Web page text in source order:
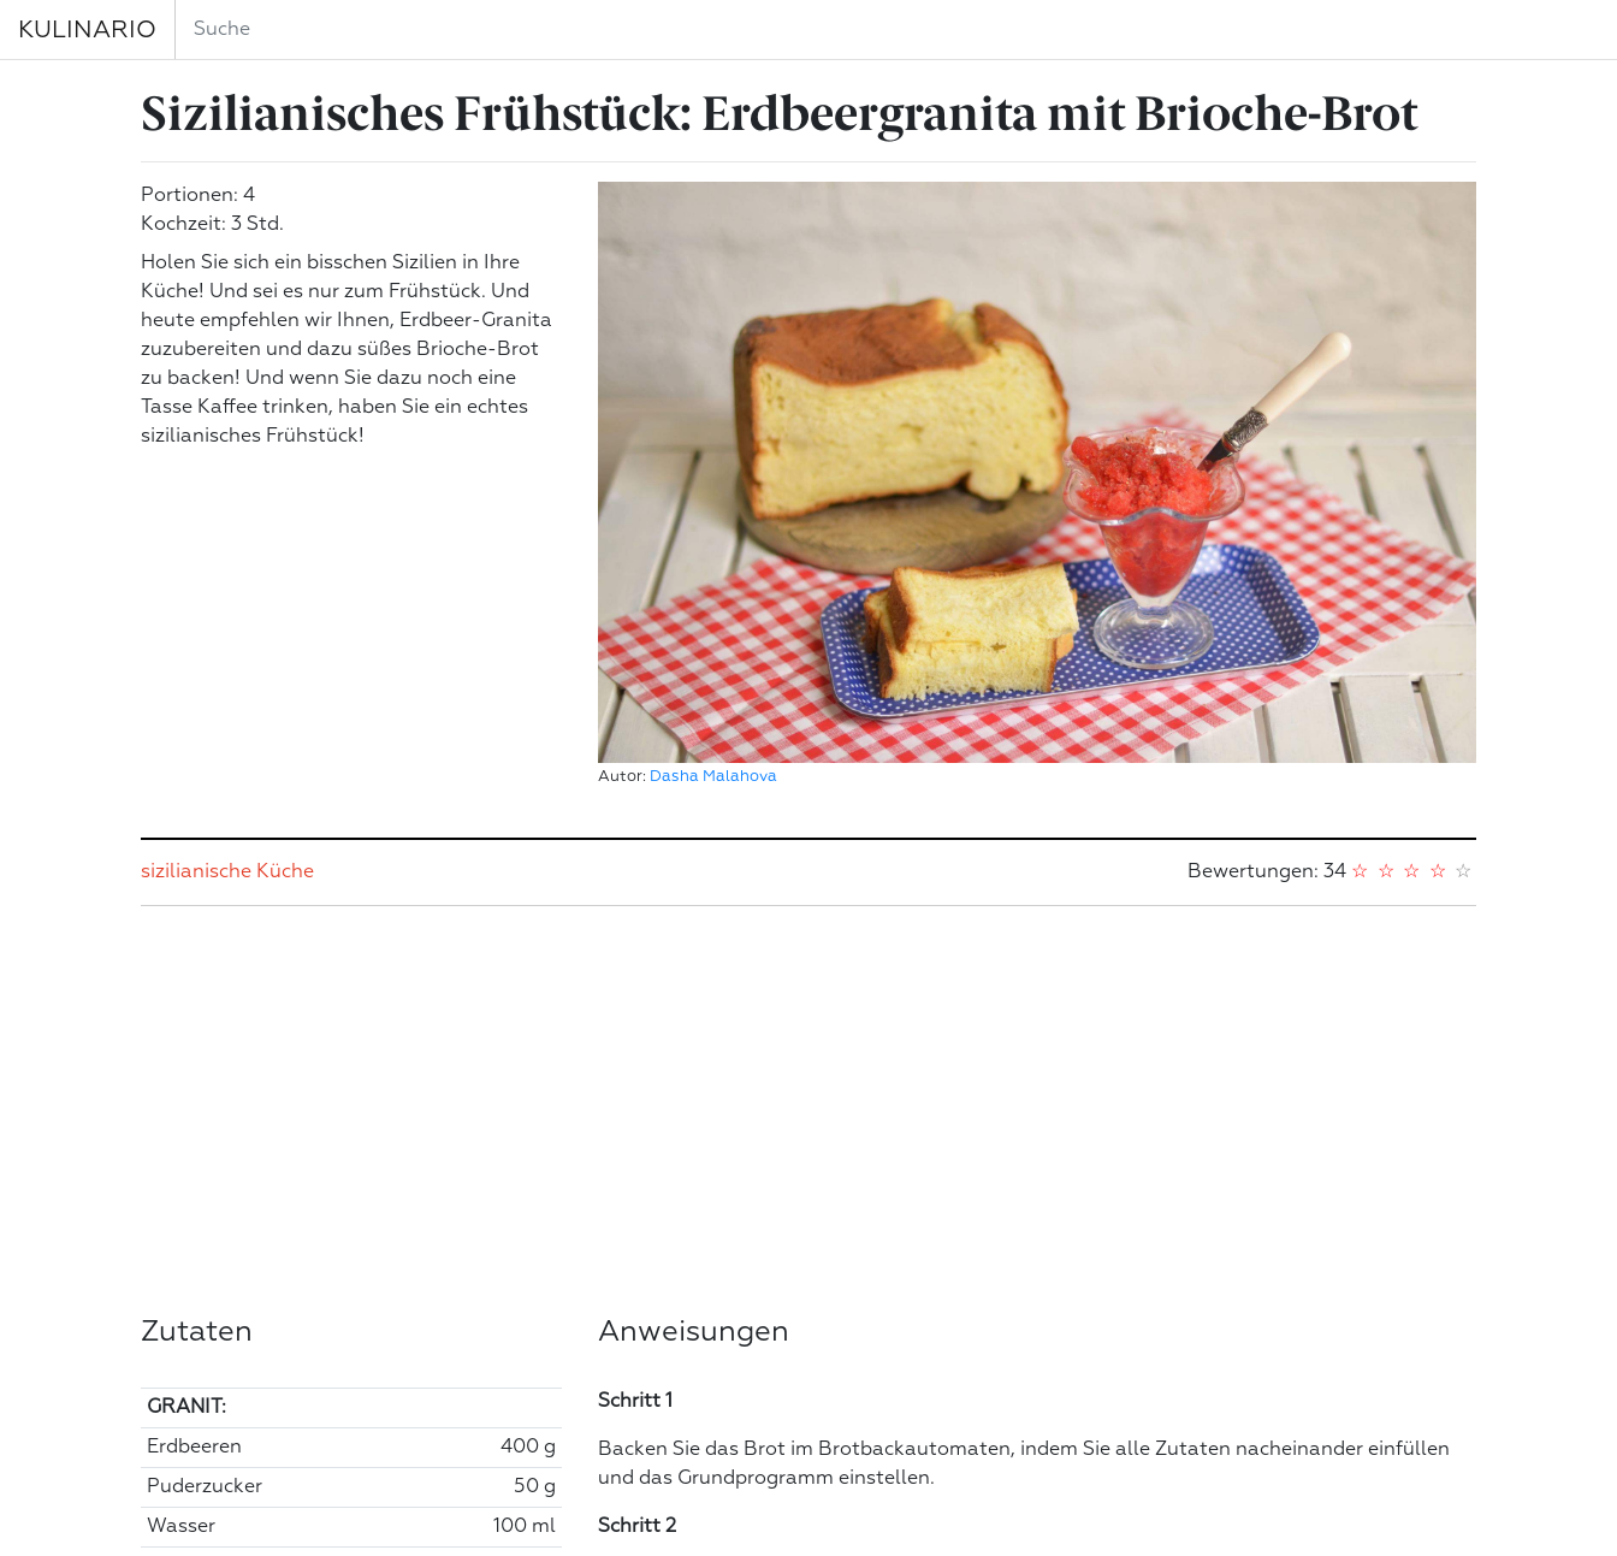
KULINARIO
Sizilianisches Frühstück: Erdbeergranita mit Brioche-Brot
Autor: Dasha Malahova
Portionen: 4
Kochzeit: 3 Std.
Holen Sie sich ein bisschen Sizilien in Ihre
Küche! Und sei es nur zum Frühstück. Und
heute empfehlen wir Ihnen, Erdbeer-Granita
zuzubereiten und dazu süßes Brioche-Brot
zu backen! Und wenn Sie dazu noch eine
Tasse Kaffee trinken, haben Sie ein echtes
sizilianisches Frühstück!
sizilianische Küche Bewertungen: 34 ☆
☆
☆
☆
☆
Zutaten
GRANIT:
Erdbeeren 400 g
Puderzucker 50 g
Wasser 100 ml
Anweisungen
Schritt 1
Backen Sie das Brot im Brotbackautomaten, indem Sie alle Zutaten nacheinander einfüllen
und das Grundprogramm einstellen.
Schritt 2